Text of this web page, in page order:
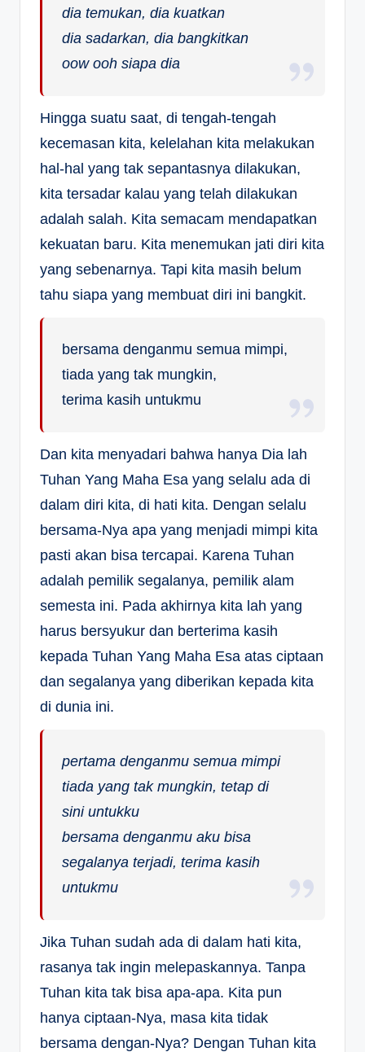
dia temukan, dia kuatkan
dia sadarkan, dia bangkitkan
oow ooh siapa dia
Hingga suatu saat, di tengah-tengah
kecemasan kita, kelelahan kita melakukan
hal-hal yang tak sepantasnya dilakukan,
kita tersadar kalau yang telah dilakukan
adalah salah. Kita semacam mendapatkan
kekuatan baru. Kita menemukan jati diri kita
yang sebenarnya. Tapi kita masih belum
tahu siapa yang membuat diri ini bangkit.
bersama denganmu semua mimpi,
tiada yang tak mungkin,
terima kasih untukmu
Dan kita menyadari bahwa hanya Dia lah
Tuhan Yang Maha Esa yang selalu ada di
dalam diri kita, di hati kita. Dengan selalu
bersama-Nya apa yang menjadi mimpi kita
pasti akan bisa tercapai. Karena Tuhan
adalah pemilik segalanya, pemilik alam
semesta ini. Pada akhirnya kita lah yang
harus bersyukur dan berterima kasih
kepada Tuhan Yang Maha Esa atas ciptaan
dan segalanya yang diberikan kepada kita
di dunia ini.
pertama denganmu semua mimpi
tiada yang tak mungkin, tetap di
sini untukku
bersama denganmu aku bisa
segalanya terjadi, terima kasih
untukmu
Jika Tuhan sudah ada di dalam hati kita,
rasanya tak ingin melepaskannya. Tanpa
Tuhan kita tak bisa apa-apa. Kita pun
hanya ciptaan-Nya, masa kita tidak
bersama dengan-Nya? Dengan Tuhan kita